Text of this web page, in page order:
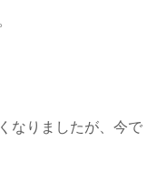
なりましたが、今で